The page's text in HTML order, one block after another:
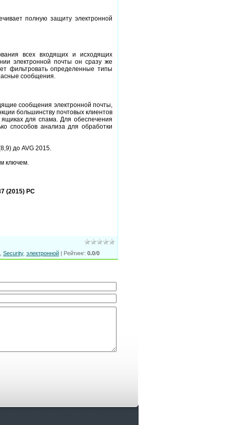
полную защиту электронной
всех входящих и исходящих
электронной почты он сразу же
фильтровать определенные типы
сообщения.
сообщения электронной почты,
большинству почтовых клиентов
для спама. Для обеспечения
способов анализа для обработки
до AVG 2015.
ключем.
(2015) РС
Security, электронной Рейтинг: 0.0/0